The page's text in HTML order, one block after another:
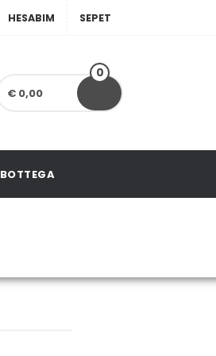
HESABIM SEPET
€ 0,00
0
BOTTEGA